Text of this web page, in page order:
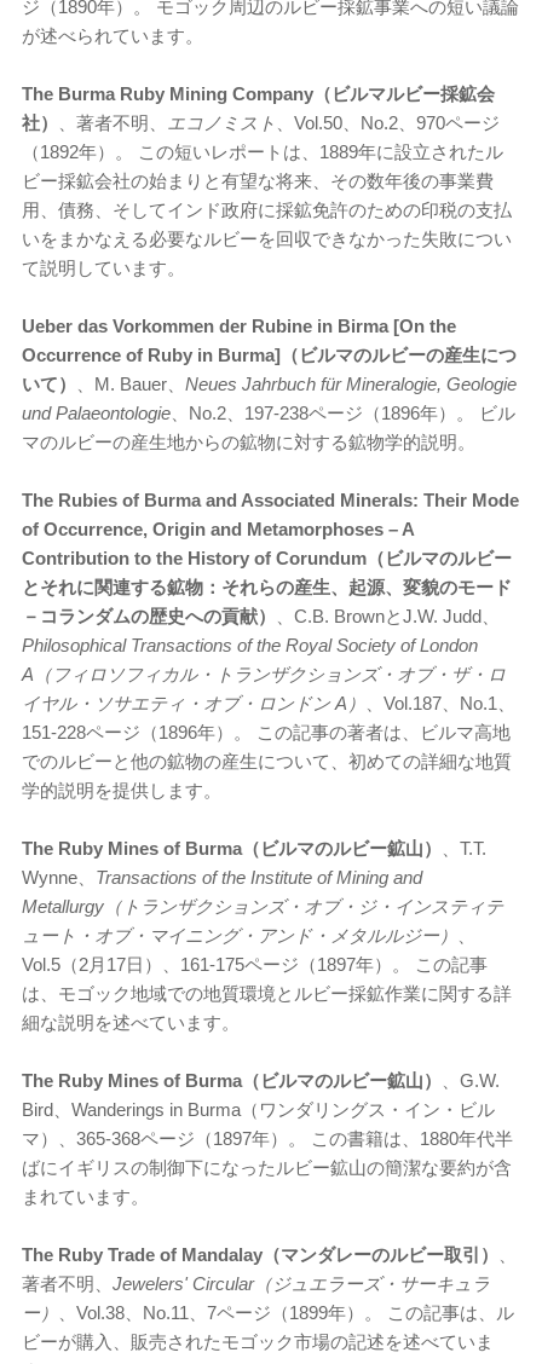
ジ（1890年）。 モゴック周辺のルビー採鉱事業への短い議論
が述べられています。
The Burma Ruby Mining Company（ビルマルビー採鉱会
社）
、著者不明、 エコノミスト
、Vol.50、No.2、970ページ
（1892年）。 この短いレポートは、1889年に設立されたル
ビー採鉱会社の始まりと有望な将来、その数年後の事業費
用、債務、そしてインド政府に採鉱免許のための印税の支払
いをまかなえる必要なルビーを回収できなかった失敗につい
て説明しています。
Ueber das Vorkommen der Rubine in Birma [On the
Occurrence of Ruby in Burma]（ビルマのルビーの産生につ
いて）
、M. Bauer、 Neues Jahrbuch für Mineralogie, Geologie
und Palaeontologie 、No.2、197-238ページ（1896年）。 ビル
マのルビーの産生地からの鉱物に対する鉱物学的説明。
The Rubies of Burma and Associated Minerals: Their Mode
of Occurrence, Origin and Metamorphoses – A
Contribution to the History of Corundum（ビルマのルビー
とそれに関連する鉱物：それらの産生、起源、変貌のモード
－コランダムの歴史への貢献）
、C.B. BrownとJ.W. Judd、
Philosophical Transactions of the Royal Society of London
A（フィロソフィカル・トランザクションズ・オブ・ザ・ロ
イヤル・ソサエティ・オブ・ロンドン A）
、Vol.187、No.1、
151-228ページ（1896年）。 この記事の著者は、ビルマ高地
でのルビーと他の鉱物の産生について、初めての詳細な地質
学的説明を提供します。
The Ruby Mines of Burma（ビルマのルビー鉱山）
、T.T.
Wynne、 Transactions of the Institute of Mining and
Metallurgy（トランザクションズ・オブ・ジ・インスティテ
ュート・オブ・マイニング・アンド・メタルルジー）
Vol.5（2月17日）、161-175ページ（1897年）。 この記事
は、モゴック地域での地質環境とルビー採鉱作業に関する詳
細な説明を述べています。
The Ruby Mines of Burma（ビルマのルビー鉱山）
、G.W.
Bird、Wanderings in Burma（ワンダリングス・イン・ビル
マ）、365-368ページ（1897年）。 この書籍は、1880年代半
ばにイギリスの制御下になったルビー鉱山の簡潔な要約が含
まれています。
The Ruby Trade of Mandalay（マンダレーのルビー取引）
著者不明、 Jewelers' Circular（ジュエラーズ・サーキュラ
ー）
、Vol.38、No.11、7ページ（1899年）。 この記事は、ル
ビーが購入、販売されたモゴック市場の記述を述べていま